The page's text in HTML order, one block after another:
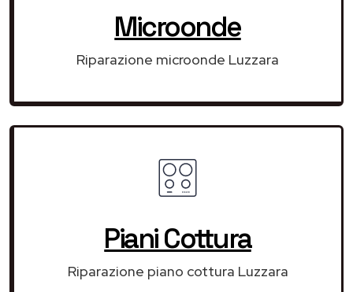
Microonde
Riparazione microonde Luzzara
Piani Cottura
Riparazione piano cottura Luzzara